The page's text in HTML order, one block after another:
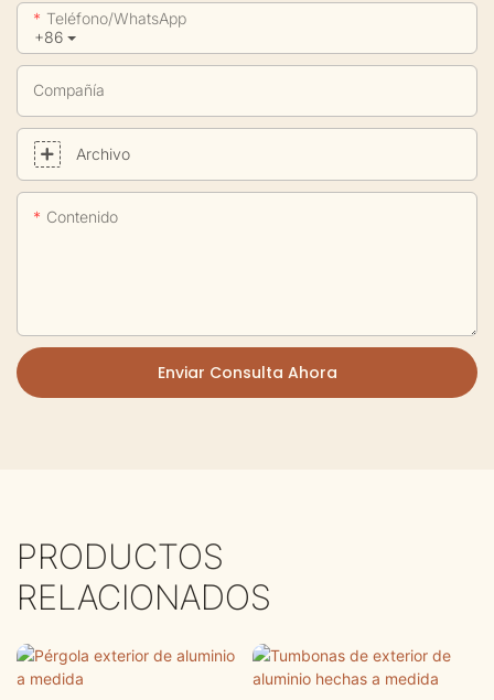
+86
Teléfono/WhatsApp
Compañía
Archivo
Contenido
Enviar Consulta Ahora
PRODUCTOS
RELACIONADOS